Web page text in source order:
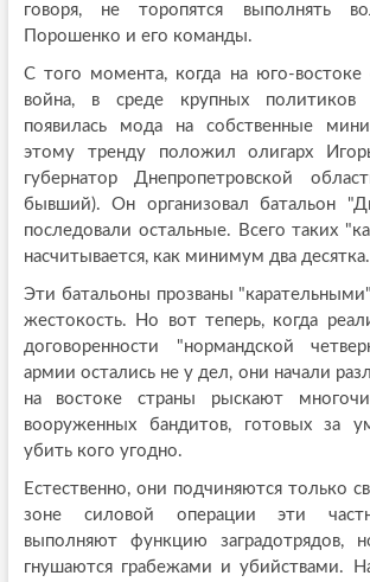
говоря, не торопятся выполнять
Порошенко и его команды.
С того момента, когда на юго-востоке
война, в среде крупных политиков
появилась мода на собственные
этому тренду положил олигарх
губернатор Днепропетровской
бывший). Он организовал батальон
последовали остальные. Всего таких
насчитывается, как минимум два десятка.
Эти батальоны прозваны
жестокость. Но вот теперь, когда
договоренности "нормандской
армии остались не у дел, они начали
на востоке страны рыскают
вооруженных бандитов, готовых за
убить кого угодно.
Естественно, они подчиняются только
зоне силовой операции эти
выполняют функцию заградотрядов,
гнушаются грабежами и убийствами.